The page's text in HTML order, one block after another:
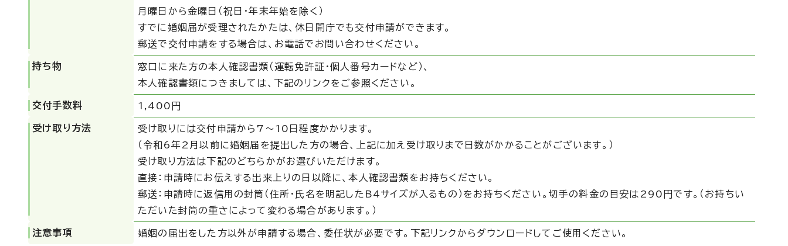
月曜日から金曜日（祝日・年末年始を除く）
すでに婚姻届が受理されたかたは、休日開庁でも交付申請ができます。
郵送で交付申請をする場合は、お電話でお問い合わせください。
持ち物
窓口に来た方の本人確認書類（運転免許証・個人番号カードなど）、
本人確認書類につきましては、下記のリンクをご参照ください。
交付手数料 1,400円
受け取り方法
受け取りには交付申請から7～10日程度かかります。
（令和6年2月以前に婚姻届を提出した方の場合、上記に加え受け取りまで日数がかかることがございます。）
受け取り方法は下記のどちらかがお選びいただけます。
直接：申請時にお伝えする出来上りの日以降に、本人確認書類をお持ちください。
郵送：申請時に返信用の封筒（住所・氏名を明記したB4サイズが入るもの）をお持ちください。切手の料金の目安は290円です。（お持ちい
ただいた封筒の重さによって変わる場合があります。）
注意事項 婚姻の届出をした方以外が申請する場合、委任状が必要です。下記リンクからダウンロードしてご使用ください。